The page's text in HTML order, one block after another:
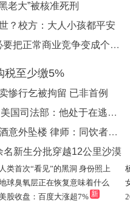
老大”被核准死刑
？校方：大人小孩都平安
刘强东称约过美团CEO王兴 没必要把正常商业竞争变成个人恩怨
税至少缴5%
惨行乞被拘留 已非首例
清华学霸晒1.67亿元年薪引调查 美国司法部：他处于在逃状态
于朦胧母亲发声明称儿子系因饮酒意外坠楼 律师：同饮者或需担责
新生分批穿越12公里沙漠
人类首次“看见”的黑洞 身份照上
新
球臭氧层正在恢复意味着什么
新股收盘：百度大涨超7% 新